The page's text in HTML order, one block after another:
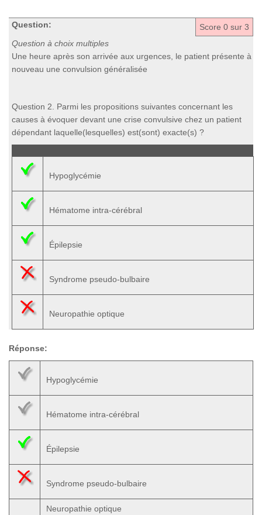
Score 0 sur 3
Question:
Question à choix multiples
Une heure après son arrivée aux urgences, le patient présente à
nouveau une convulsion généralisée
Question 2. Parmi les propositions suivantes concernant les
causes à évoquer devant une crise convulsive chez un patient
dépendant laquelle(lesquelles) est(sont) exacte(s) ?
Hypoglycémie
Hématome intra-cérébral
Épilepsie
Syndrome pseudo-bulbaire
Neuropathie optique
Réponse:
Hypoglycémie
Hématome intra-cérébral
Épilepsie
Syndrome pseudo-bulbaire
Neuropathie optique